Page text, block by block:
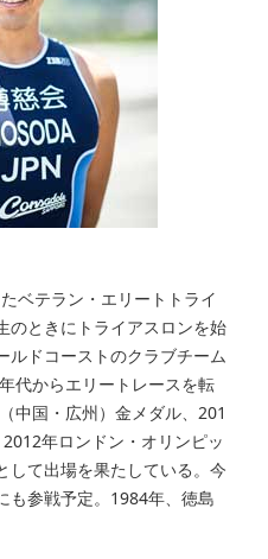
ベテラン・エリートトライ
のときにトライアスロンを始
ルドコーストのクラブチーム
代からエリートレースを転
中国・広州）金メダル、201
年ロンドン・オリンピッ
して出場を果たしている。今
も参戦予定。1984年、徳島